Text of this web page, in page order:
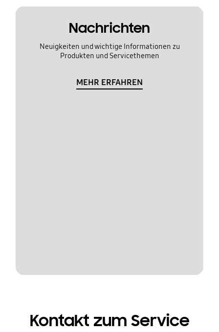
Nachrichten
Neuigkeiten und wichtige Informationen zu
Produkten und Servicethemen
MEHR ERFAHREN
Kontakt zum Service